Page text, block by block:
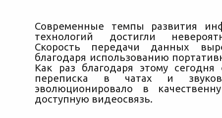
Современные темпы развития
технологий достигли
Скорость передачи данных
благодаря использованию
Как раз благодаря этому сегодня
переписка в чатах и
эволюционировало в
доступную видеосвязь.